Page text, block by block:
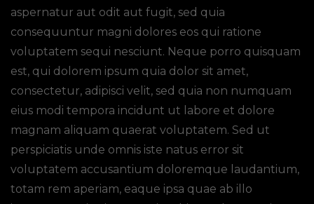
aspernatur aut odit aut fugit, sed quia
consequuntur magni dolores eos qui ratione
voluptatem sequi nesciunt. Neque porro quisquam
est, qui dolorem ipsum quia dolor sit amet,
consectetur, adipisci velit, sed quia non numquam
eius modi tempora incidunt ut labore et dolore
magnam aliquam quaerat voluptatem. Sed ut
perspiciatis unde omnis iste natus error sit
voluptatem accusantium doloremque laudantium,
totam rem aperiam, eaque ipsa quae ab illo